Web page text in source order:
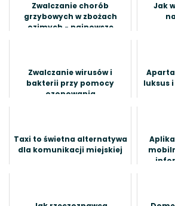
Zwalczanie chorób
grzybowych w zbożach
ozimych - najnowsze
Jak
Zwalczanie wirusów i
bakterii przy pomocy
ozonowania
luksus
Taxi to świetna alternatywa
dla komunikacji miejskiej